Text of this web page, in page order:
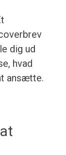
dig ud
hvad
ansætte.